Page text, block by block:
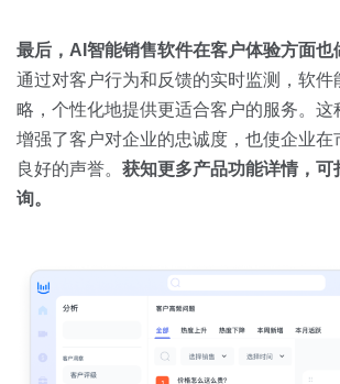
最后，AI智能销售软件在客户体验方面也
通过对客户行为和反馈的实时监测，软件
略，个性化地提供更适合客户的服务。这
增强了客户对企业的忠诚度，也使企业在
良好的声誉。 获知更多产品功能详情，可
询。